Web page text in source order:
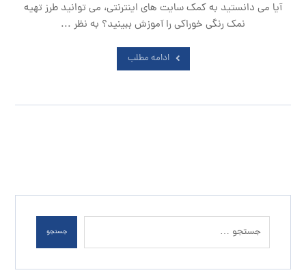
آیا می دانستید به کمک سایت های اینترنتی، می توانید طرز تهیه
نمک رنگی خوراکی را آموزش ببینید؟ به نظر ...
ادامه مطلب
جستجو